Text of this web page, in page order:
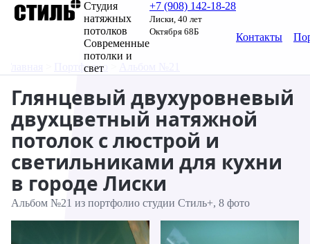
Студия
натяжных
потолков
Современные
потолки и
свет
+7 (908) 142‑18‑28
Лиски, 40 лет
Октября 68Б
Контакты
Портфолио
Глянцевый двухуровневый
двухцветный натяжной
потолок с люстрой и
светильниками для кухни
в городе Лиски
Альбом №21 из портфолио студии Стиль+, 8 фото